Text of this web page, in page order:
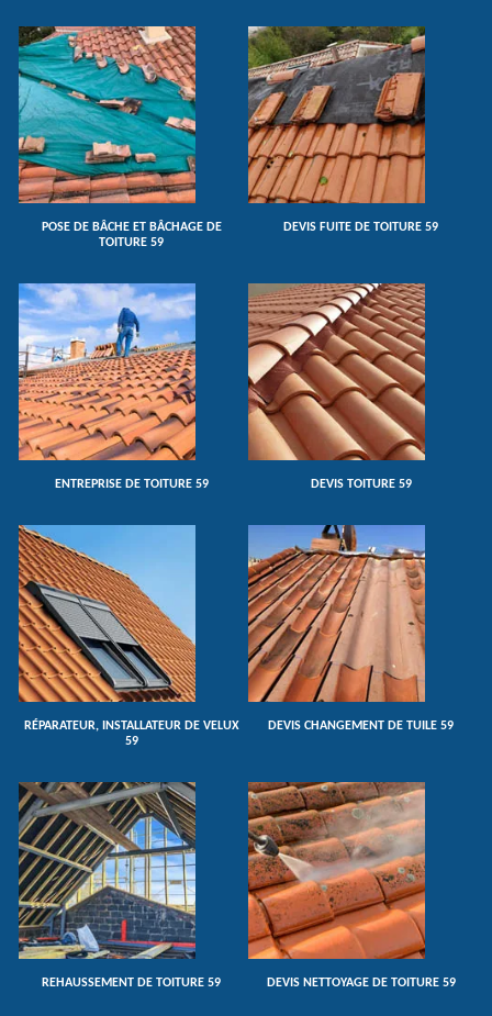
POSE DE BÂCHE ET BÂCHAGE DE
TOITURE 59
DEVIS FUITE DE TOITURE 59
ENTREPRISE DE TOITURE 59 DEVIS TOITURE 59
RÉPARATEUR, INSTALLATEUR DE VELUX
59
DEVIS CHANGEMENT DE TUILE 59
REHAUSSEMENT DE TOITURE 59 DEVIS NETTOYAGE DE TOITURE 59